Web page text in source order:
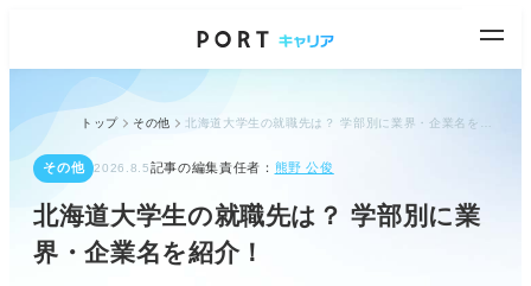
トップ その他
その他 2026.8.5記事の編集責任者： 熊野 公俊
北海道大学生の就職先は？ 学部別に業
界・企業名を紹介！